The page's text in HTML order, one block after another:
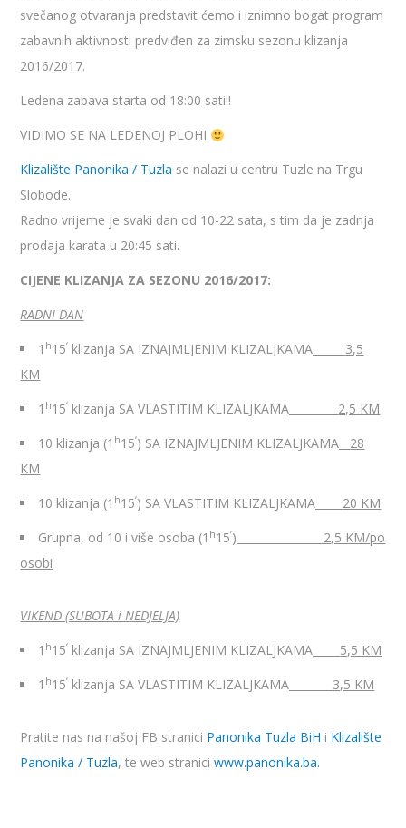
svečanog otvaranja predstavit ćemo i iznimno bogat program
zabavnih aktivnosti predviđen za zimsku sezonu klizanja
2016/2017.
Ledena zabava starta od 18:00 sati!!
VIDIMO SE NA LEDENOJ PLOHI
Klizalište Panonika / Tuzla se nalazi u centru Tuzle na Trgu
Slobode.
Radno vrijeme je svaki dan od 10-22 sata, s tim da je zadnja
prodaja karata u 20:45 sati.
CIJENE KLIZANJA ZA SEZONU 2016/2017:
RADNI DAN
1 h15‘ klizanja SA IZNAJMLJENIM KLIZALJKAMA______ 3,5
KM
1 h15‘ klizanja SA VLASTITIM KLIZALJKAMA_________ 2,5 KM
10 klizanja (1 h15‘) SA IZNAJMLJENIM KLIZALJKAMA__ 28
KM
10 klizanja (1 h15‘) SA VLASTITIM KLIZALJKAMA_____ 20 KM
Grupna, od 10 i više osoba (1 h15‘)________________ 2,5 KM/po
osobi
VIKEND (SUBOTA i NEDJELJA)
1 h15‘ klizanja SA IZNAJMLJENIM KLIZALJKAMA_____ 5,5 KM
1 h15‘ klizanja SA VLASTITIM KLIZALJKAMA________ 3,5 KM
Pratite nas na našoj FB stranici Panonika Tuzla BiH i Klizalište
Panonika / Tuzla, te web straniciwww.panonika.ba.